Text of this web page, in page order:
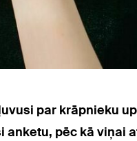
par krāpnieku
pēc kā viņai